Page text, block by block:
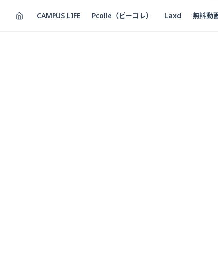
CAMPUS LIFE Pcolle（ピーコレ） Laxd 無料動